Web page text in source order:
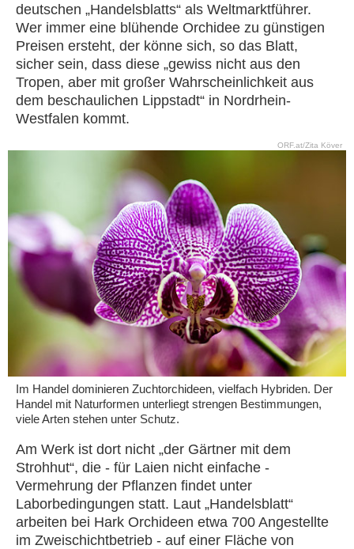
deutschen „Handelsblatts“ als Weltmarktführer.
Wer immer eine blühende Orchidee zu günstigen
Preisen ersteht, der könne sich, so das Blatt,
sicher sein, dass diese „gewiss nicht aus den
Tropen, aber mit großer Wahrscheinlichkeit aus
dem beschaulichen Lippstadt“ in Nordrhein-
Westfalen kommt.
ORF.at/Zita Köver
Im Handel dominieren Zuchtorchideen, vielfach Hybriden. Der
Handel mit Naturformen unterliegt strengen Bestimmungen,
viele Arten stehen unter Schutz.
Am Werk ist dort nicht „der Gärtner mit dem
Strohhut“, die - für Laien nicht einfache -
Vermehrung der Pflanzen findet unter
Laborbedingungen statt. Laut „Handelsblatt“
arbeiten bei Hark Orchideen etwa 700 Angestellte
im Zweischichtbetrieb - auf einer Fläche von